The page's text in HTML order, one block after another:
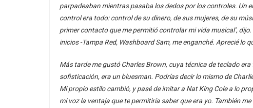
parpadeaban mientras pasaba los dedos por los controles. Un
control era todo: control de su dinero, de sus mujeres, de su
primer contacto que me permitió controlar mi vida musical’,
inicios -Tampa Red, Washboard Sam, me enganché. Aprecié lo
Más tarde me gustó Charles Brown, cuya técnica de teclado
sofisticación, era un bluesman. Podrías decir lo mismo de
Mi propio estilo cambió, y pasé de imitar a Nat King Cole a lo
mi voz la ventaja que te permitiría saber que era yo. También